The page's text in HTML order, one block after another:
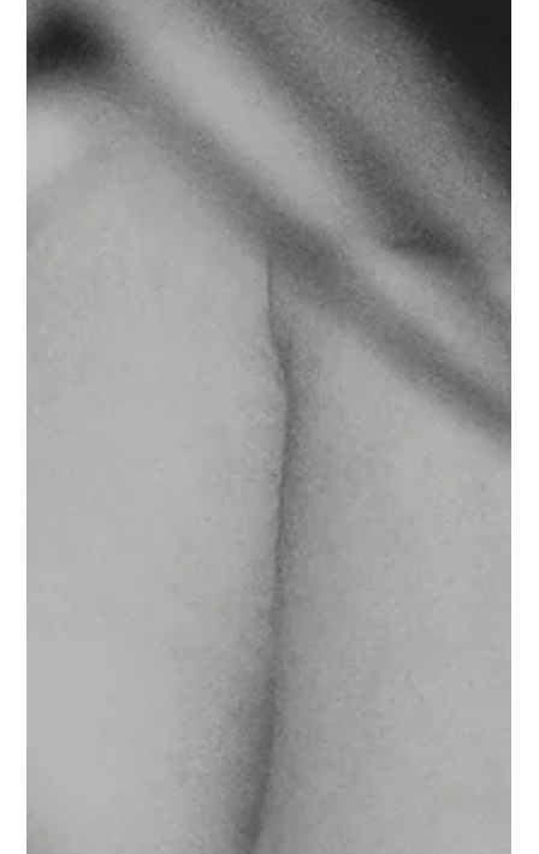
Qui déclenche vraiment
l’accouchement ? Ce que
l’on ne te dit pas sur le
déclenchement naturel de
Le déclenchement naturel du travail est initié par le bébé lui-
même via une cascade hormonale précise. Comprendre ce
mécanisme change tout dans la manière de vivre la fin de